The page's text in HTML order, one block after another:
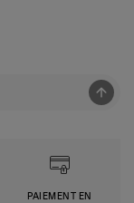
PAIEMENT EN